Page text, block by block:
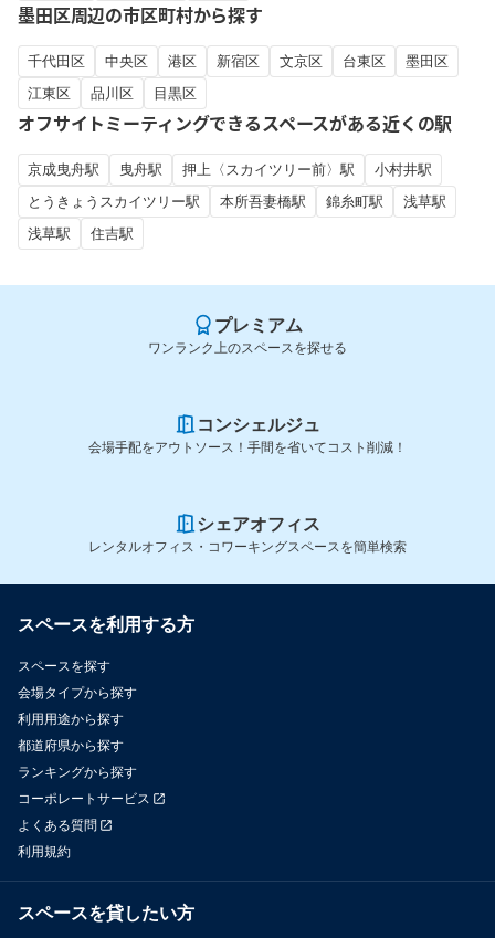
墨田区周辺の市区町村から探す
千代田区 中央区 港区 新宿区 文京区 台東区
墨田区
江東区
品川区 目黒区
オフサイトミーティングできるスペースがある近くの駅
京成曳舟駅 曳舟駅 押上〈スカイツリー前〉駅
小村井駅
とうきょうスカイツリー駅
本所吾妻橋駅 錦糸町駅
浅草駅
浅草駅
住吉駅
プレミアム
ワンランク上のスペースを探せる
コンシェルジュ
会場手配をアウトソース！手間を省いてコスト削減！
シェアオフィス
レンタルオフィス・コワーキングスペースを簡単検索
スペースを利用する方
スペースを探す
会場タイプから探す
利用用途から探す
都道府県から探す
ランキングから探す
コーポレートサービス
よくある質問
利用規約
スペースを貸したい方